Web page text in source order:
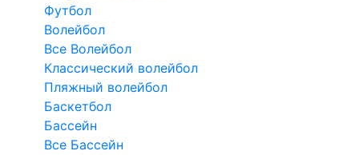
Футбол
Волейбол
Все Волейбол
Классический волейбол
Пляжный волейбол
Баскетбол
Бассейн
Все Бассейн